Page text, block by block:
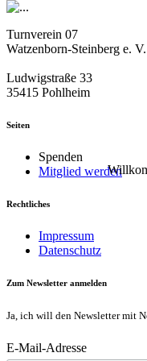
Turnverein 07
Watzenborn-Steinberg e. V.
Ludwigstraße 33
35415 Pohlheim
Seiten
Spenden
Mitglied werden
Rechtliches
Impressum
Datenschutz
Zum Newsletter anmelden
Ja, ich will den Newsletter mit
E-Mail-Adresse